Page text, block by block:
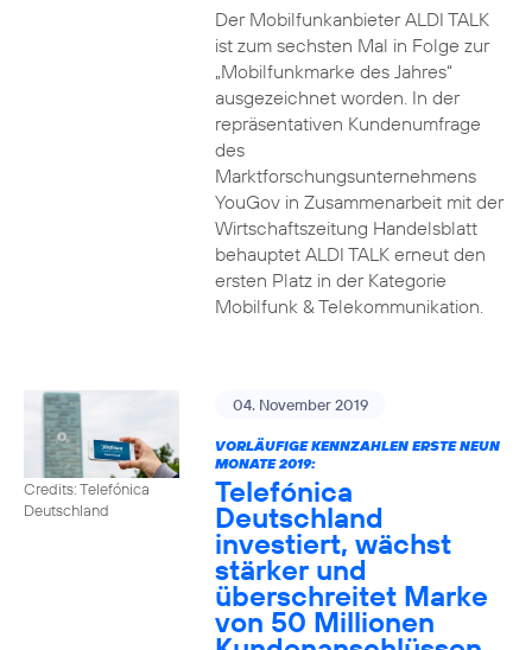
Der Mobilfunkanbieter ALDI TALK
ist zum sechsten Mal in Folge zur
„Mobilfunkmarke des Jahres“
ausgezeichnet worden. In der
repräsentativen Kundenumfrage
des
Marktforschungsunternehmens
YouGov in Zusammenarbeit mit der
Wirtschaftszeitung Handelsblatt
behauptet ALDI TALK erneut den
ersten Platz in der Kategorie
Mobilfunk & Telekommunikation.
Credits: Telefónica
Deutschland
04. November 2019
VORLÄUFIGE KENNZAHLEN ERSTE NEUN
MONATE 2019:
Telefónica
Deutschland
investiert, wächst
stärker und
überschreitet Marke
von 50 Millionen